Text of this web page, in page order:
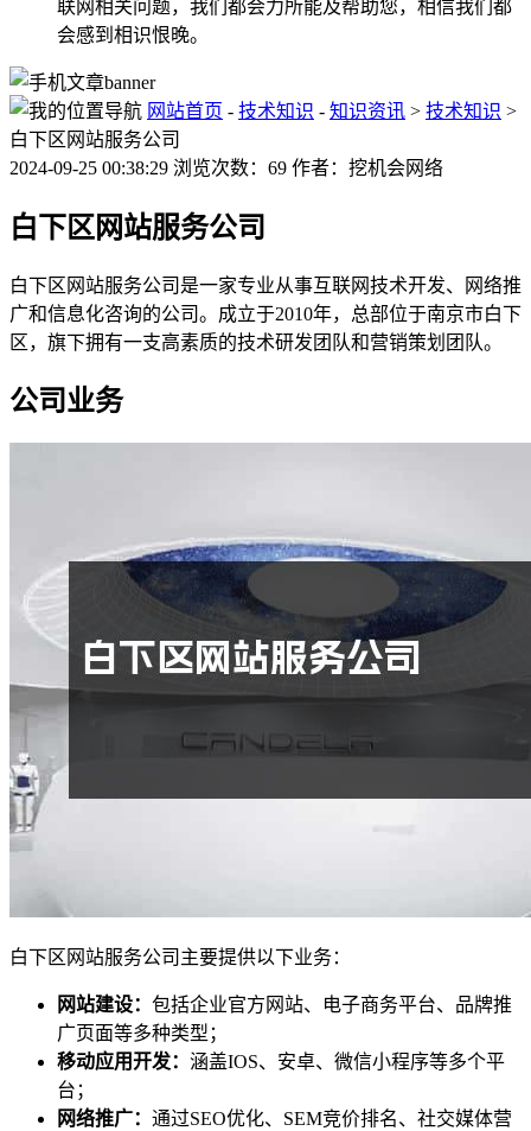
联网相关问题，我们都会力所能及帮助您，相信我们都
会感到相识恨晚。
网站首页 - 技术知识 - 知识资讯 > 技术知识 >
白下区网站服务公司
2024-09-25 00:38:29 浏览次数：69 作者：挖机会网络
白下区网站服务公司
白下区网站服务公司是一家专业从事互联网技术开发、网络推
广和信息化咨询的公司。成立于2010年，总部位于南京市白下
区，旗下拥有一支高素质的技术研发团队和营销策划团队。
公司业务
白下区网站服务公司主要提供以下业务：
网站建设： 包括企业官方网站、电子商务平台、品牌推
广页面等多种类型；
移动应用开发： 涵盖IOS、安卓、微信小程序等多个平
台；
网络推广： 通过SEO优化、SEM竞价排名、社交媒体营